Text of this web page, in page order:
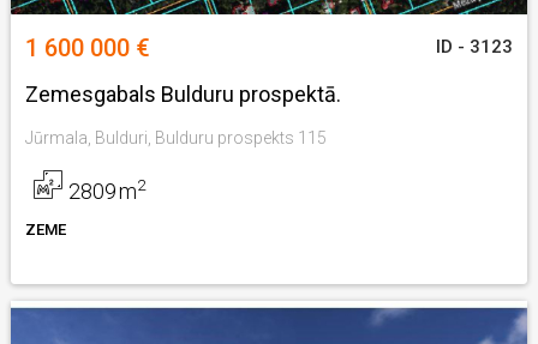
1 600 000 € ID - 3123
Zemesgabals Bulduru prospektā.
Jūrmala, Bulduri, Bulduru prospekts 115
2809m2
ZEME